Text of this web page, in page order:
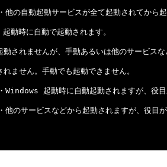
の自動起動サービスが全て起動されてから
動時に自動で起動されます。
動されませんが、手動あるいは他のサービス
ません。手動でも起動できません。
Windows 起動時に自動起動されますが、役
のサービスなどから起動されますが、役目